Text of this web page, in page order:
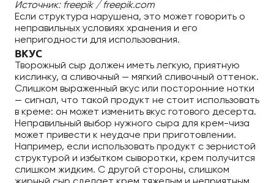
Источник: freepik / freepik.com
Если структура нарушена, это может говорить о
неправильных условиях хранения и его
непригодности для использования.
ВКУС
Творожный сыр должен иметь легкую, приятную
кислинку, а сливочный — мягкий сливочный оттенок.
Слишком выраженный вкус или посторонние нотки
— сигнал, что такой продукт не стоит использовать
в креме: он может изменить вкус готового десерта.
Неправильный выбор нужного сыра для крем-чиза
может привести к неудаче при приготовлении.
Например, если использовать продукт с зернистой
структурой и избытком сыворотки, крем получится
слишком жидким. С другой стороны, слишком